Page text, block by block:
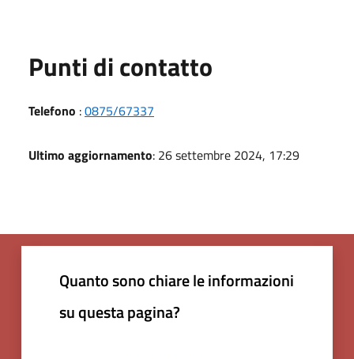
Punti di contatto
Telefono :0875/67337
Ultimo aggiornamento: 26 settembre 2024, 17:29
Quanto sono chiare le informazioni
su questa pagina?